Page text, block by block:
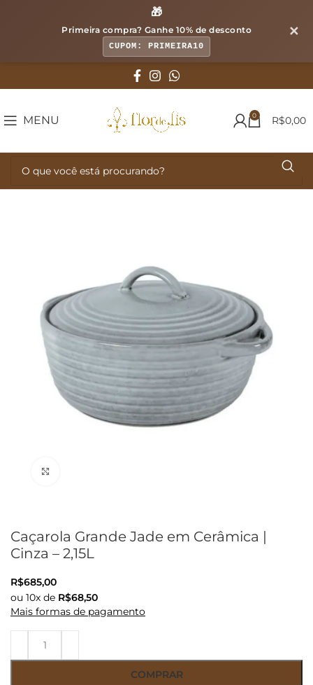
🎁
Primeira compra? Ganhe 10% de desconto
CUPOM: PRIMEIRA10
✕
MENU 0 R$0,00
Caçarola Grande Jade em Cerâmica |
Cinza – 2,15L
R$685,00
ou 10x de R$68,50
Mais formas de pagamento
COMPRAR